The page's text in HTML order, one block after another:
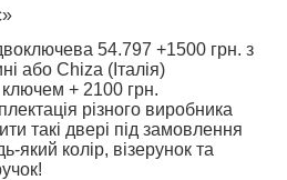
54.797 +1500 грн. з
або Chiza (Італія)
+ 2100 грн.
різного виробника
такі двері під замовлення
який колір, візерунок та